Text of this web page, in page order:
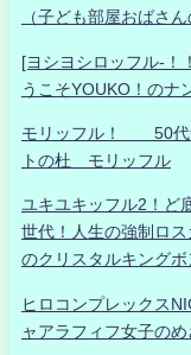
（子ども部屋おばさ
[ヨシヨシロッフル-！
うこそYOUKO！のナ
モリッフル！ 50代
トの杜 モリッフル
ユキユキッフル2！ど
世代！人生の強制ロ
のクリスタルキング
ヒロコンプレックス
ャアラフィフ女子の